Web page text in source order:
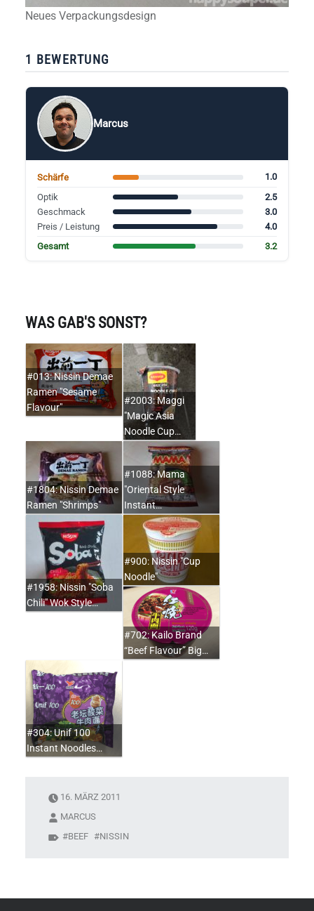
Neues Verpackungsdesign
1 BEWERTUNG
Marcus
Schärfe
1.0
Optik
2.5
Geschmack
3.0
Preis / Leistung
4.0
Gesamt
3.2
WAS GAB'S SONST?
#013: Nissin Demae
Ramen "Sesame
Flavour"
#2003: Maggi
"Magic Asia
Noodle Cup…
#1804: Nissin Demae
Ramen "Shrimps"
#1088: Mama
"Oriental Style
Instant…
#1958: Nissin "Soba
Chili" Wok Style…
#900: Nissin "Cup
Noodle"
#702: Kailo Brand
“Beef Flavour” Big…
#304: Unif 100
Instant Noodles…
16. MÄRZ 2011
MARCUS
BEEF
NISSIN